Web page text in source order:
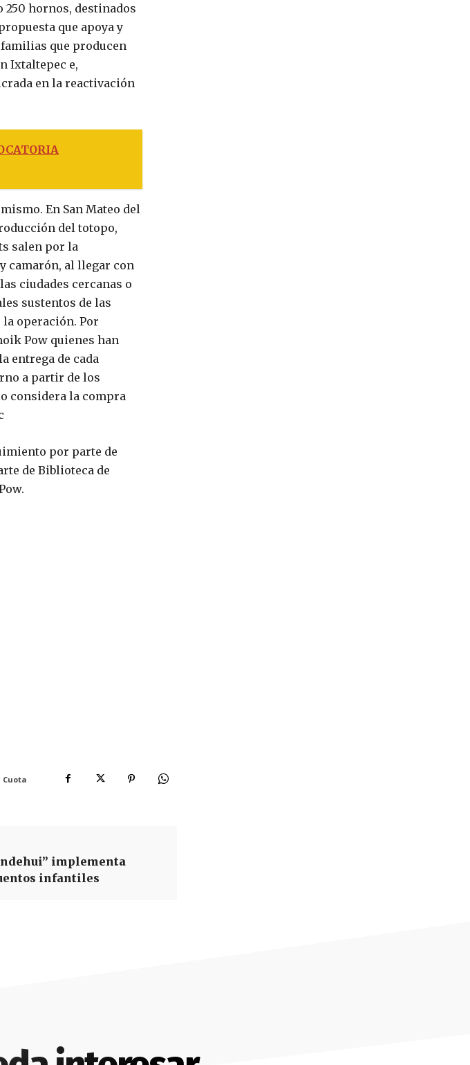
250 hornos, destinados
que apoya y
que producen
Ixtaltepec e,
en la reactivación
En San Mateo del
del totopo,
salen por la
camarón, al llegar con
ciudades cercanas o
sustentos de las
operación. Por
Pow quienes han
entrega de cada
a partir de los
considera la compra
por parte de
de Biblioteca de
Cuota
implementa
infantiles